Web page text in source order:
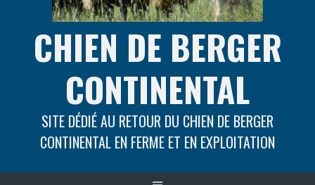
CHIEN DE BERGER
CONTINENTAL
SITE DÉDIÉ AU RETOUR DU CHIEN DE BERGER
CONTINENTAL EN FERME ET EN EXPLOITATION